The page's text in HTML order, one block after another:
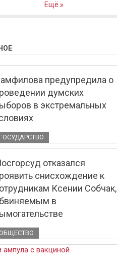
Ещё
предупредила о
думских
в экстремальных
ГОСУДАРСТВО
отказался
снисхождение к
Ксении Собчак,
в
ОБЩЕСТВО